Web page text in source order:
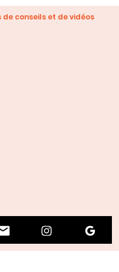
de conseils et de vidéos